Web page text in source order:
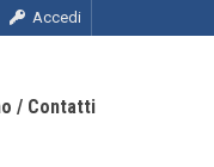
Accedi
/ Contatti